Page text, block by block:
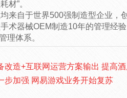
材”。
来自于世界500强制造型企业，
术器械OEM制造10年的管理经
理体系。
改造+互联网运营方案输出 提高
步加强 网易游戏业务开始复苏